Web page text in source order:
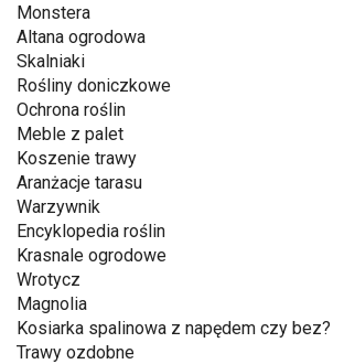
Monstera
Altana ogrodowa
Skalniaki
Rośliny doniczkowe
Ochrona roślin
Meble z palet
Koszenie trawy
Aranżacje tarasu
Warzywnik
Encyklopedia roślin
Krasnale ogrodowe
Wrotycz
Magnolia
Kosiarka spalinowa z napędem czy bez?
Trawy ozdobne